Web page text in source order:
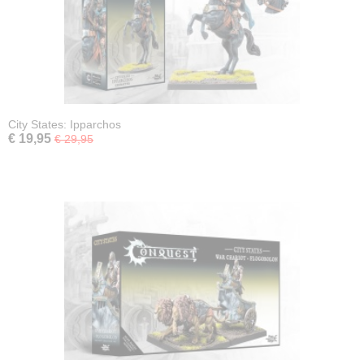
City States: Ipparchos
€ 19,95 € 29,95